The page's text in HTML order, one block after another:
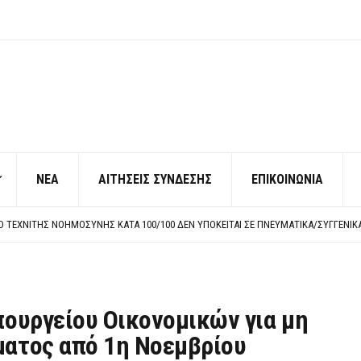
ΝΕΑ ΑΙΤΗΣΕΙΣ ΣΥΝΔΕΣΗΣ ΕΠΙΚΟΙΝΩΝΙΑ
ΧΩΡΊΣ ΤΟ ΑΠΟΔΕΙΚΤΙΚΌ ΥΠΟΒΟΛΉΣ ΓΝΩΣΤΟΠΟΊΗΣΗΣ
Οικονομικών για μη
από 1η Νοεμβρίου